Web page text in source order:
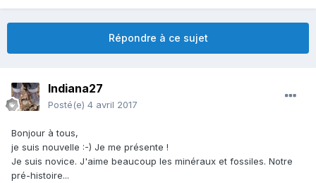
Répondre à ce sujet
Indiana27
Posté(e) 4 avril 2017
Bonjour à tous,
je suis nouvelle :-) Je me présente !
Je suis novice. J'aime beaucoup les minéraux et fossiles. Notre
pré-histoire...